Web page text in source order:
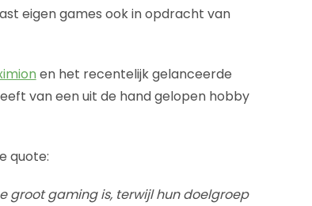
eigen games ook in opdracht van
en het recentelijk gelanceerde
van een uit de hand gelopen hobby
quote:
groot gaming is, terwijl hun doelgroep